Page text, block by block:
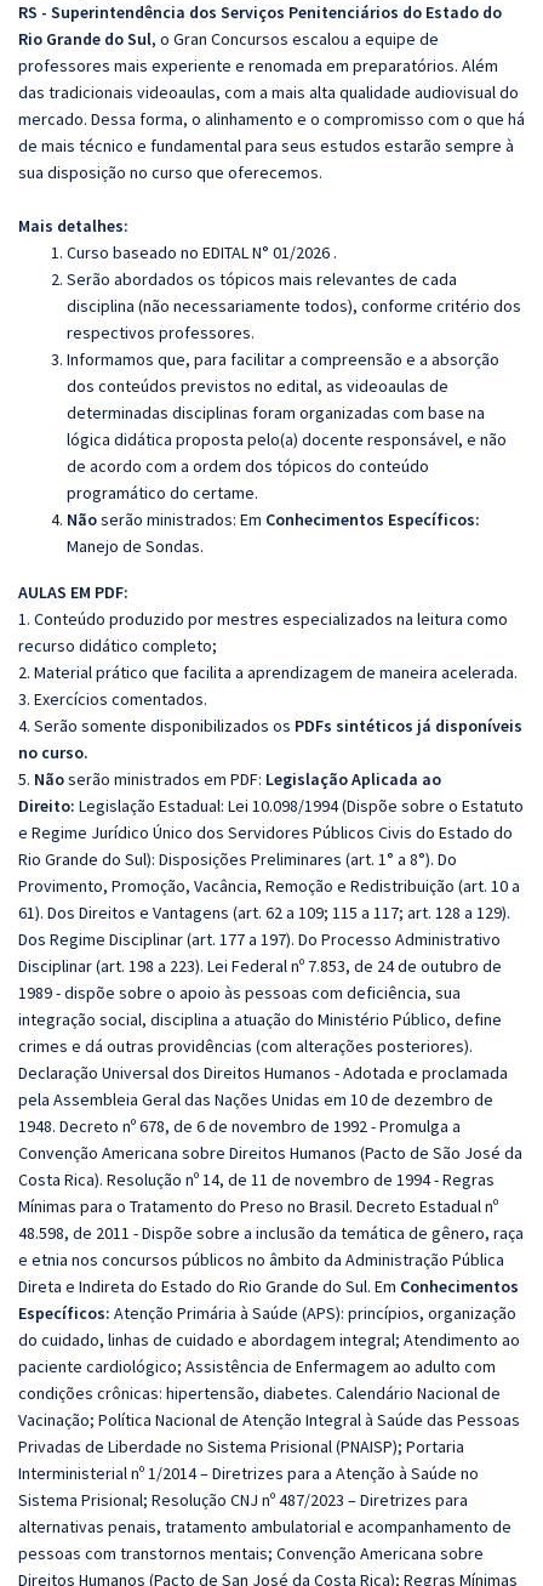
RS - Superintendência dos Serviços Penitenciários do Estado do
Rio Grande do Sul, o Gran Concursos escalou a equipe de
professores mais experiente e renomada em preparatórios. Além
das tradicionais videoaulas, com a mais alta qualidade audiovisual do
mercado. Dessa forma, o alinhamento e o compromisso com o que há
de mais técnico e fundamental para seus estudos estarão sempre à
sua disposição no curso que oferecemos.
Mais detalhes:
Curso baseado no EDITAL N° 01/2026 .
Serão abordados os tópicos mais relevantes de cada
disciplina (não necessariamente todos), conforme critério dos
respectivos professores.
Informamos que, para facilitar a compreensão e a absorção
dos conteúdos previstos no edital, as videoaulas de
determinadas disciplinas foram organizadas com base na
lógica didática proposta pelo(a) docente responsável, e não
de acordo com a ordem dos tópicos do conteúdo
programático do certame.
Nãoserão ministrados: Em Conhecimentos Específicos:
Manejo de Sondas.
AULAS EM PDF:
1. Conteúdo produzido por mestres especializados na leitura como
recurso didático completo;
2. Material prático que facilita a aprendizagem de maneira acelerada.
3. Exercícios comentados.
4. Serão somente disponibilizados os PDFs sintéticos já disponíveis
no curso.
5. Nãoserão ministrados em PDF: Legislação Aplicada ao
Direito: Legislação Estadual: Lei 10.098/1994 (Dispõe sobre o Estatuto
e Regime Jurídico Único dos Servidores Públicos Civis do Estado do
Rio Grande do Sul): Disposições Preliminares (art. 1° a 8°). Do
Provimento, Promoção, Vacância, Remoção e Redistribuição (art. 10 a
61). Dos Direitos e Vantagens (art. 62 a 109; 115 a 117; art. 128 a 129).
Dos Regime Disciplinar (art. 177 a 197). Do Processo Administrativo
Disciplinar (art. 198 a 223). Lei Federal nº 7.853, de 24 de outubro de
1989 - dispõe sobre o apoio às pessoas com deficiência, sua
integração social, disciplina a atuação do Ministério Público, define
crimes e dá outras providências (com alterações posteriores).
Declaração Universal dos Direitos Humanos - Adotada e proclamada
pela Assembleia Geral das Nações Unidas em 10 de dezembro de
1948. Decreto nº 678, de 6 de novembro de 1992 - Promulga a
Convenção Americana sobre Direitos Humanos (Pacto de São José da
Costa Rica). Resolução nº 14, de 11 de novembro de 1994 - Regras
Mínimas para o Tratamento do Preso no Brasil. Decreto Estadual nº
48.598, de 2011 - Dispõe sobre a inclusão da temática de gênero, raça
e etnia nos concursos públicos no âmbito da Administração Pública
Direta e Indireta do Estado do Rio Grande do Sul. Em Conhecimentos
Específicos: Atenção Primária à Saúde (APS): princípios, organização
do cuidado, linhas de cuidado e abordagem integral; Atendimento ao
paciente cardiológico; Assistência de Enfermagem ao adulto com
condições crônicas: hipertensão, diabetes. Calendário Nacional de
Vacinação; Política Nacional de Atenção Integral à Saúde das Pessoas
Privadas de Liberdade no Sistema Prisional (PNAISP); Portaria
Interministerial nº 1/2014 – Diretrizes para a Atenção à Saúde no
Sistema Prisional; Resolução CNJ nº 487/2023 – Diretrizes para
alternativas penais, tratamento ambulatorial e acompanhamento de
pessoas com transtornos mentais; Convenção Americana sobre
Direitos Humanos (Pacto de San José da Costa Rica); Regras Mínimas